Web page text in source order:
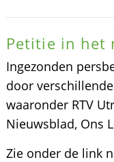
Petitie in het
Ingezonden
door
waaronder RTV
Nieuwsblad, Ons
Zie onder de link